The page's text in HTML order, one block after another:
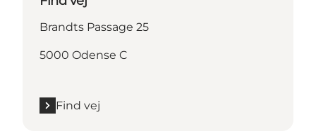
Brandts Passage 25
5000 Odense C
Find vej